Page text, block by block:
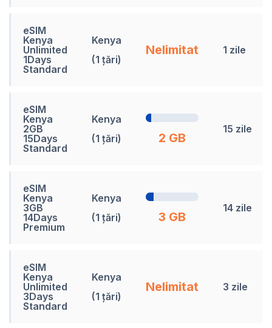
eSIM
Kenya
Unlimited
1Days
Standard
Kenya
(1 țări)
Nelimitat 1 zile
eSIM
Kenya
2GB
15Days
Standard
Kenya
(1 țări)
2 GB
15 zile
eSIM
Kenya
3GB
14Days
Premium
Kenya
(1 țări)
3 GB
14 zile
eSIM
Kenya
Unlimited
3Days
Standard
Kenya
(1 țări)
Nelimitat 3 zile